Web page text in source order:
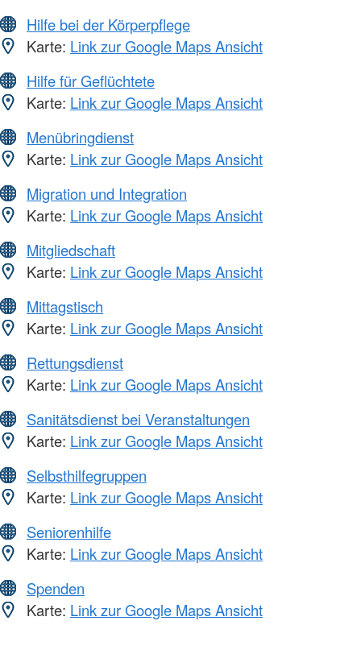
Hilfe bei der Körperpflege
Karte: Link zur Google Maps Ansicht
Hilfe für Geflüchtete
Karte: Link zur Google Maps Ansicht
Menübringdienst
Karte: Link zur Google Maps Ansicht
Migration und Integration
Karte: Link zur Google Maps Ansicht
Mitgliedschaft
Karte: Link zur Google Maps Ansicht
Mittagstisch
Karte: Link zur Google Maps Ansicht
Rettungsdienst
Karte: Link zur Google Maps Ansicht
Sanitätsdienst bei Veranstaltungen
Karte: Link zur Google Maps Ansicht
Selbsthilfegruppen
Karte: Link zur Google Maps Ansicht
Seniorenhilfe
Karte: Link zur Google Maps Ansicht
Spenden
Karte: Link zur Google Maps Ansicht